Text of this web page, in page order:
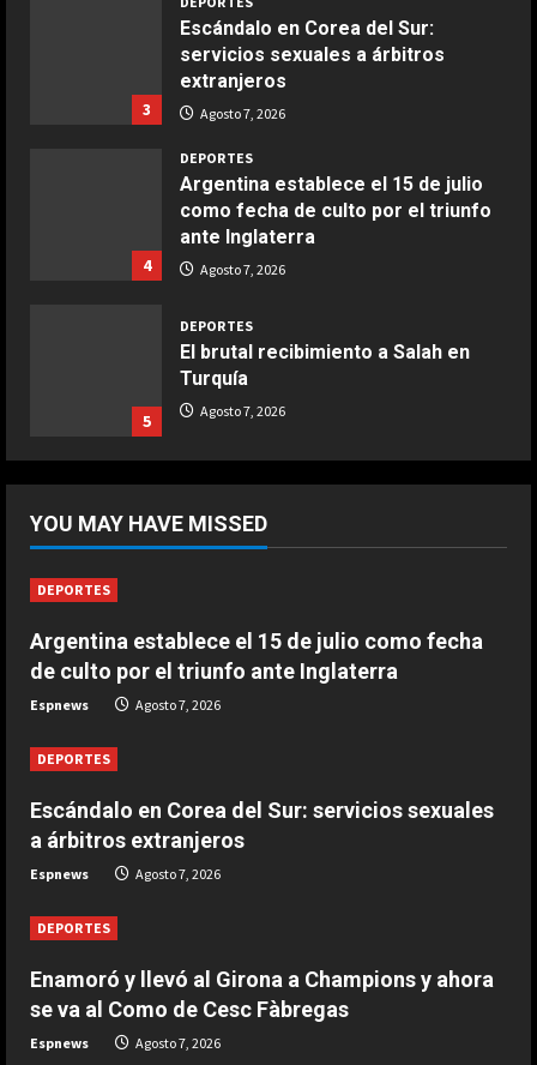
COCINA
Boquerones fritos en freidora de
aire
COCINA
Buñuelos de alcachofas
5
COCINA
Ternera guisada con senderuelas
3
Escándalo en Corea del Sur:
servicios sexuales a árbitros
extranjeros
Agosto 7, 2026
4
DEPORTES
Argentina establece el 15 de julio
como fecha de culto por el triunfo
ante Inglaterra
Agosto 7, 2026
5
DEPORTES
El brutal recibimiento a Salah en
Turquía
Agosto 7, 2026
Riqui Puig, a un paso
Agosto 7, 2026
Enamoró y llevó al Girona a
Champions y ahora se va al Como
de Cesc Fàbregas
3
Escándalo en Corea del Sur:
servicios sexuales a árbitros
extranjeros
4
como fecha de culto por el triunfo
ante Inglaterra
Agosto 7, 2026
YOU MAY HAVE MISSED
DEPORTES
Argentina establece el 15 de julio como fecha
de culto por el triunfo ante Inglaterra
Espnews Agosto 7, 2026
DEPORTES
Escándalo en Corea del Sur: servicios sexuales
a árbitros extranjeros
Espnews Agosto 7, 2026
DEPORTES
Enamoró y llevó al Girona a Champions y ahora
se va al Como de Cesc Fàbregas
Espnews Agosto 7, 2026